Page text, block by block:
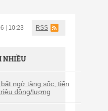
| 10:23 RSS
NHIỀU
ngờ tăng sốc, tiến
đồng/lượng